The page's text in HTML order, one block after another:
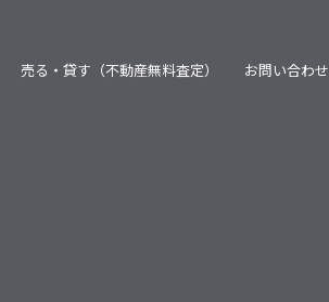
売る・貸す（不動産無料査定） お問い合わせ